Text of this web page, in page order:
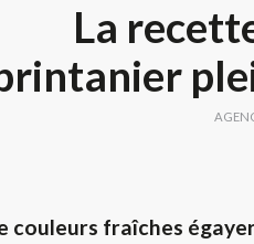
La
couleurs fraîches